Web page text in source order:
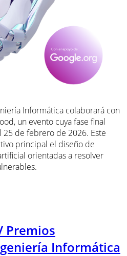
Informática colaborará con
un evento cuya fase final
de febrero de 2026. Este
principal el diseño de
orientadas a resolver
Premios
Informática